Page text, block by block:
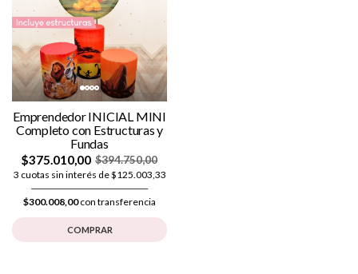
Emprendedor INICIAL MINI
Completo con Estructuras y
Fundas
$375.010,00 $394.750,00
3 cuotas sin interés de $125.003,33
$300.008,00con transferencia
COMPRAR